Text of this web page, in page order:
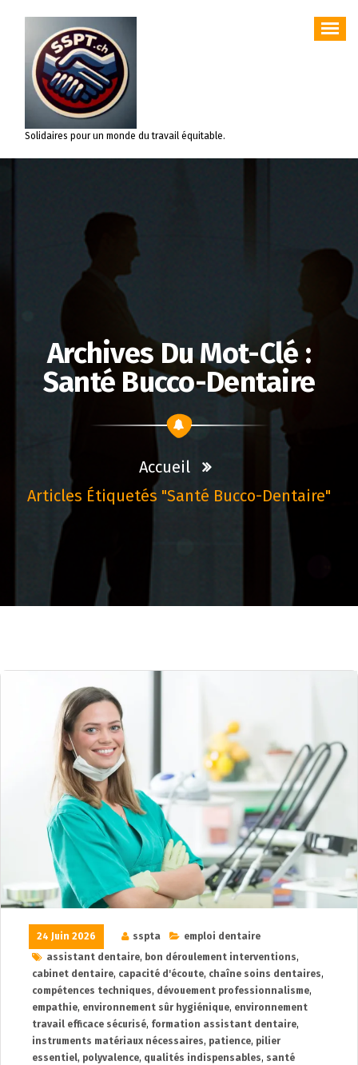
contenu
Solidaires pour un monde du travail équitable.
Archives Du Mot-Clé :
Santé Bucco-Dentaire
Accueil
Articles Étiquetés "santé Bucco-Dentaire"
24 Juin 2026 sspta
emploi dentaire
assistant dentaire, bon déroulement interventions,
cabinet dentaire, capacité d'écoute, chaîne soins dentaires,
compétences techniques, dévouement professionnalisme,
empathie, environnement sûr hygiénique, environnement
travail efficace sécurisé, formation assistant dentaire,
instruments matériaux nécessaires, patience, pilier
essentiel, polyvalence, qualités indispensables, santé